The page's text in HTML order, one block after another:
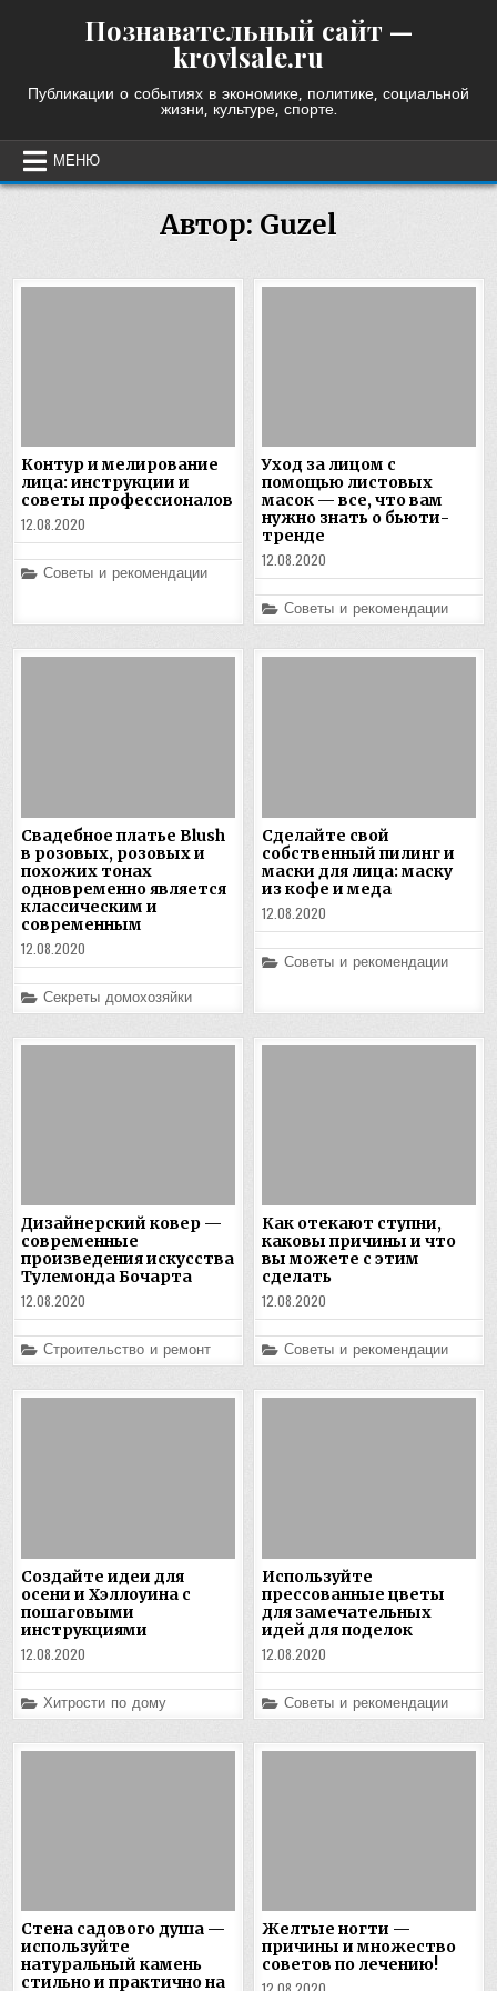
Познавательный сайт —
krovlsale.ru
Публикации о событиях в экономике, политике, социальной
жизни, культуре, спорте.
МЕНЮ
Автор: Guzel
Контур и мелирование
лица: инструкции и
советы профессионалов
12.08.2020
Posted
Советы и рекомендации
Уход за лицом с
помощью листовых
масок — все, что вам
нужно знать о бьюти-
тренде
12.08.2020
Posted
in
Советы и рекомендации
Свадебное платье Blush
в розовых, розовых и
похожих тонах
одновременно является
классическим и
современным
12.08.2020
Posted
in
Секреты домохозяйки
Сделайте свой
собственный пилинг и
маски для лица: маску
из кофе и меда
12.08.2020
Posted
Советы и рекомендации
Дизайнерский ковер —
современные
произведения искусства
Тулемонда Бочарта
12.08.2020
Posted
in
Строительство и ремонт
Как отекают ступни,
каковы причины и что
вы можете с этим
сделать
12.08.2020
Posted
in
Советы и рекомендации
Создайте идеи для
осени и Хэллоуина с
пошаговыми
инструкциями
12.08.2020
Posted
in
Хитрости по дому
Используйте
прессованные цветы
для замечательных
идей для поделок
12.08.2020
Posted
in
Советы и рекомендации
Стена садового душа —
используйте
натуральный камень
стильно и практично на
Желтые ногти —
причины и множество
советов по лечению!